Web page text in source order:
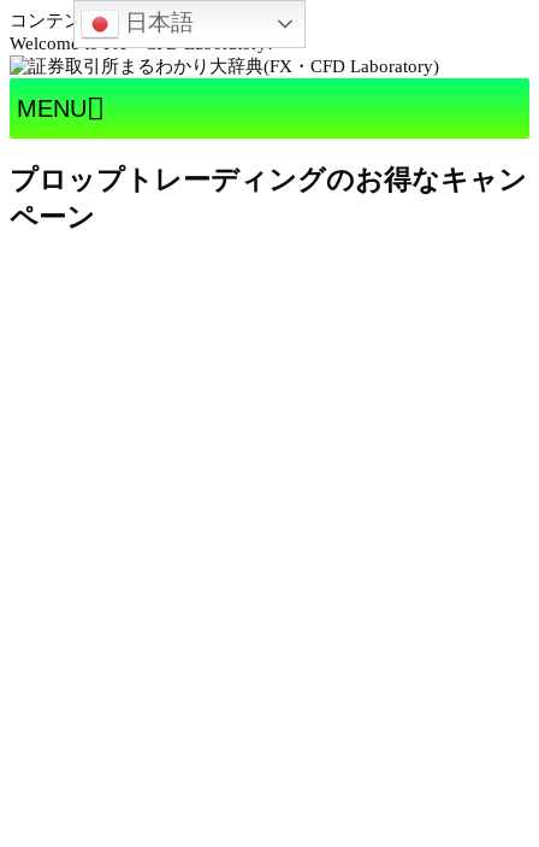
コンテンツへスキップ
Welcome to FX・CFD Laboratory!
MENU
プロップトレーディングのお得なキャン
ペーン
日本語